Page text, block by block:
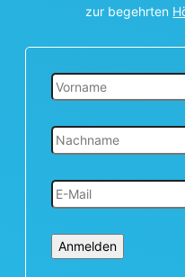
zur begehrten
Anmelden